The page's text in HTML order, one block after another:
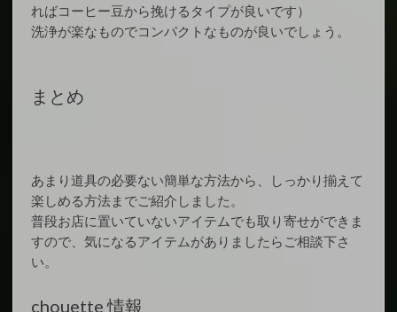
ればコーヒー豆から挽けるタイプが良いです）
洗浄が楽なものでコンパクトなものが良いでしょう。
まとめ
あまり道具の必要ない簡単な方法から、しっかり揃えて
楽しめる方法までご紹介しました。
普段お店に置いていないアイテムでも取り寄せができま
すので、気になるアイテムがありましたらご相談下さ
い。
chouette 情報